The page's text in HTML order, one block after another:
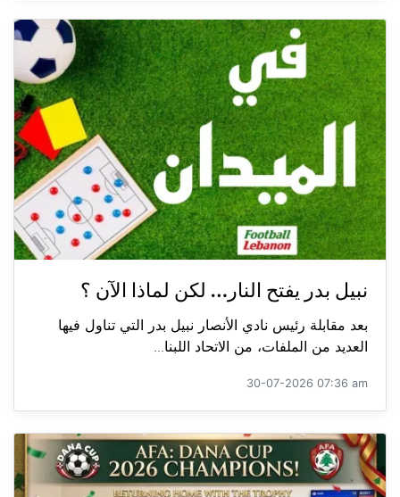
نبيل بدر يفتح النار… لكن لماذا الآن ؟
بعد مقابلة رئيس نادي الأنصار نبيل بدر التي تناول فيها
العديد من الملفات، من الاتحاد اللبنا...
30-07-2026 07:36 am